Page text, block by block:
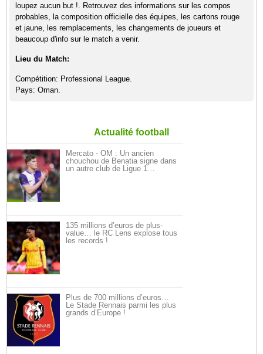
loupez aucun but !. Retrouvez des informations sur les compos
probables, la composition officielle des équipes, les cartons rouge
et jaune, les remplacements, les changements de joueurs et
beaucoup d'info sur le match a venir.
Lieu du Match:
Compétition: Professional League.
Pays: Oman.
Actualité football
Mercato - OM : Un ancien
chouchou de Benatia signe dans
un autre club de Ligue 1…
135 millions d’euros de plus-
value… le RC Lens explose tous
les records !
Plus de 700 millions d’euros…
Le Stade Rennais parmi les plus
grands d’Europe !